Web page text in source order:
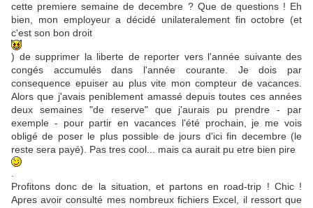
cette premiere semaine de decembre ? Que de questions ! Eh
bien, mon employeur a décidé unilateralement fin octobre (et
c'est son bon droit
) de supprimer la liberte de reporter vers l'année suivante des
congés accumulés dans l'année courante. Je dois par
consequence epuiser au plus vite mon compteur de vacances.
Alors que j'avais peniblement amassé depuis toutes ces années
deux semaines "de reserve" que j'aurais pu prendre - par
exemple - pour partir en vacances l'été prochain, je me vois
obligé de poser le plus possible de jours d'ici fin decembre (le
reste sera payé). Pas tres cool... mais ca aurait pu etre bien pire
Profitons donc de la situation, et partons en road-trip ! Chic !
Apres avoir consulté mes nombreux fichiers Excel, il ressort que